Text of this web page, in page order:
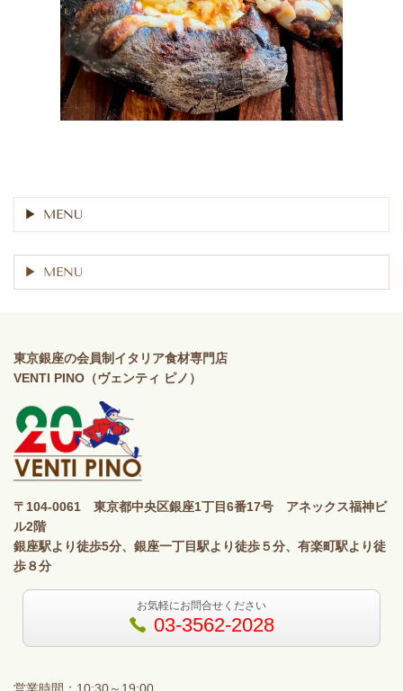
MENU
MENU
東京銀座の会員制イタリア食材専門店
VENTI PINO（ヴェンティ ピノ）
〒104-0061 東京都中央区銀座1丁目6番17号 アネックス福神ビ
ル2階
銀座駅より徒歩5分、銀座一丁目駅より徒歩５分、有楽町駅より徒
歩８分
お気軽にお問合せください
03-3562-2028
営業時間：10:30～19:00